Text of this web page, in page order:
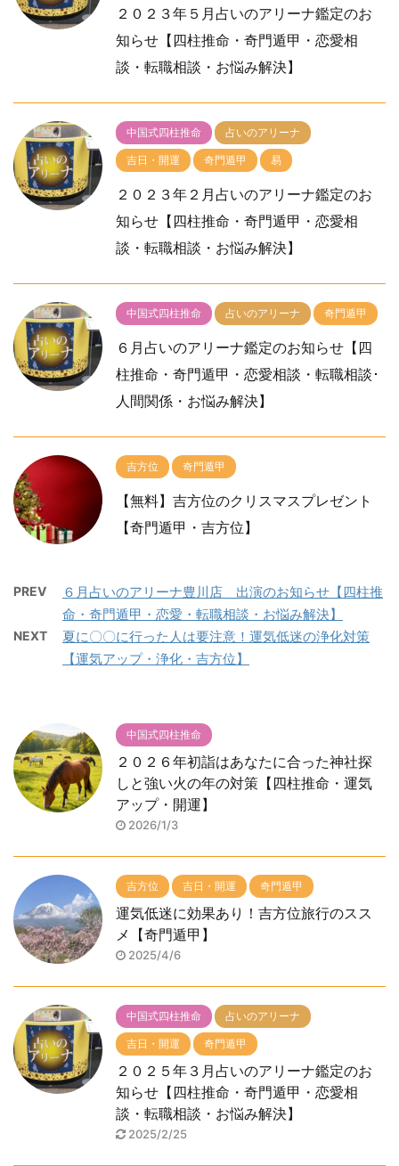
２０２３年５月占いのアリーナ鑑定のお
知らせ【四柱推命・奇門遁甲・恋愛相
談・転職相談・お悩み解決】
中国式四柱推命 占いのアリーナ
吉日・開運 奇門遁甲 易
２０２３年２月占いのアリーナ鑑定のお
知らせ【四柱推命・奇門遁甲・恋愛相
談・転職相談・お悩み解決】
中国式四柱推命 占いのアリーナ 奇門遁甲
６月占いのアリーナ鑑定のお知らせ【四
柱推命・奇門遁甲・恋愛相談・転職相談･
人間関係・お悩み解決】
吉方位 奇門遁甲
【無料】吉方位のクリスマスプレゼント
【奇門遁甲・吉方位】
PREV
６月占いのアリーナ豊川店 出演のお知らせ【四柱推
命・奇門遁甲・恋愛・転職相談・お悩み解決】
NEXT
夏に〇〇に行った人は要注意！運気低迷の浄化対策
【運気アップ・浄化・吉方位】
中国式四柱推命
２０２６年初詣はあなたに合った神社探
しと強い火の年の対策【四柱推命・運気
アップ・開運】
2026/1/3
吉方位 吉日・開運 奇門遁甲
運気低迷に効果あり！吉方位旅行のスス
メ【奇門遁甲】
2025/4/6
中国式四柱推命 占いのアリーナ
吉日・開運 奇門遁甲
２０２５年３月占いのアリーナ鑑定のお
知らせ【四柱推命・奇門遁甲・恋愛相
談・転職相談・お悩み解決】
2025/2/25